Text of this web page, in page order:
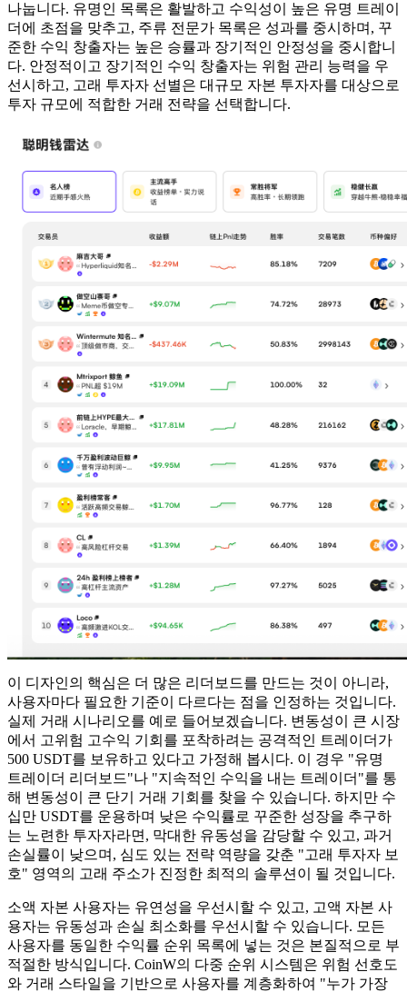
나눕니다. 유명인 목록은 활발하고 수익성이 높은 유명 트레이
더에 초점을 맞추고, 주류 전문가 목록은 성과를 중시하며, 꾸
준한 수익 창출자는 높은 승률과 장기적인 안정성을 중시합니
다. 안정적이고 장기적인 수익 창출자는 위험 관리 능력을 우
선시하고, 고래 투자자 선별은 대규모 자본 투자자를 대상으로
투자 규모에 적합한 거래 전략을 선택합니다.
이 디자인의 핵심은 더 많은 리더보드를 만드는 것이 아니라,
사용자마다 필요한 기준이 다르다는 점을 인정하는 것입니다.
실제 거래 시나리오를 예로 들어보겠습니다. 변동성이 큰 시장
에서 고위험 고수익 기회를 포착하려는 공격적인 트레이더가
500 USDT를 보유하고 있다고 가정해 봅시다. 이 경우 "유명
트레이더 리더보드"나 "지속적인 수익을 내는 트레이더"를 통
해 변동성이 큰 단기 거래 기회를 찾을 수 있습니다. 하지만 수
십만 USDT를 운용하며 낮은 수익률로 꾸준한 성장을 추구하
는 노련한 투자자라면, 막대한 유동성을 감당할 수 있고, 과거
손실률이 낮으며, 심도 있는 전략 역량을 갖춘 "고래 투자자 보
호" 영역의 고래 주소가 진정한 최적의 솔루션이 될 것입니다.
소액 자본 사용자는 유연성을 우선시할 수 있고, 고액 자본 사
용자는 유동성과 손실 최소화를 우선시할 수 있습니다. 모든
사용자를 동일한 수익률 순위 목록에 넣는 것은 본질적으로 부
적절한 방식입니다. CoinW의 다중 순위 시스템은 위험 선호도
와 거래 스타일을 기반으로 사용자를 계층화하여 "누가 가장